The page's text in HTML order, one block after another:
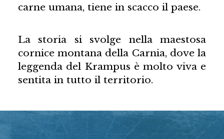
carne umana, tiene in scacco il paese.
La storia si svolge nella maestosa
cornice montana della Carnia, dove la
leggenda del Krampus è molto viva e
sentita in tutto il territorio.